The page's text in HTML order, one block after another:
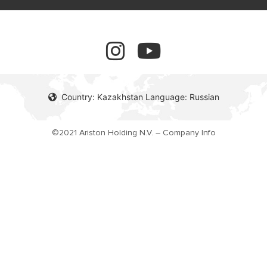
Country: Kazakhstan Language: Russian
©2021 Ariston Holding N.V. – Company Info